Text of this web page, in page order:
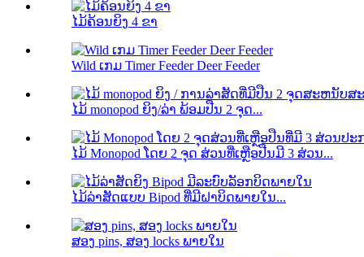
ໄມ້ຄ້ອນຍິງ 4 ຂາ
Wild ເກມ Timer Feeder Deer Feeder
ໄມ້ monopod ຍິງ/ລ່າ ພ້ອມປືນ 2 ຈຸດ...
ໄມ້ Monopod ໂດຍ 2 ຈຸດ ສ່ວນທີ່ເຫຼືອປືນມີ 3 ສ່ວນ...
ໄມ້ລ່າສັດແບບ Bipod ທີ່ມີຝາບິດພາຍໃນ...
ສອງ pins, ສອງ locks ພາຍໃນ